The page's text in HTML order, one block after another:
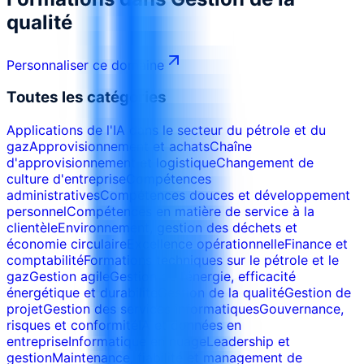
qualité
Personnaliser ce domaine
Toutes les catégories
Applications de l'IA dans le secteur du pétrole et du
gazApprovisionnement et achatsChaîne
d'approvisionnement et logistiqueChangement de
culture d'entrepriseCompétences
administrativesCompétences douces et développement
personnelCompétences en matière de service à la
clientèleEnvironnement, gestion des déchets et
économie circulaire Excellence opérationnelleFinance et
comptabilitéFormations techniques sur le pétrole et le
gazGestion agile Gestion de l’énergie, efficacité
énergétique et durabilité
Gestion de la qualitéGestion de
projetGestion des services informatiquesGouvernance,
risques et conformité
IA et données en
entrepriseInformatique en nuageLeadership et
gestionMaintenance, fiabilité et management de